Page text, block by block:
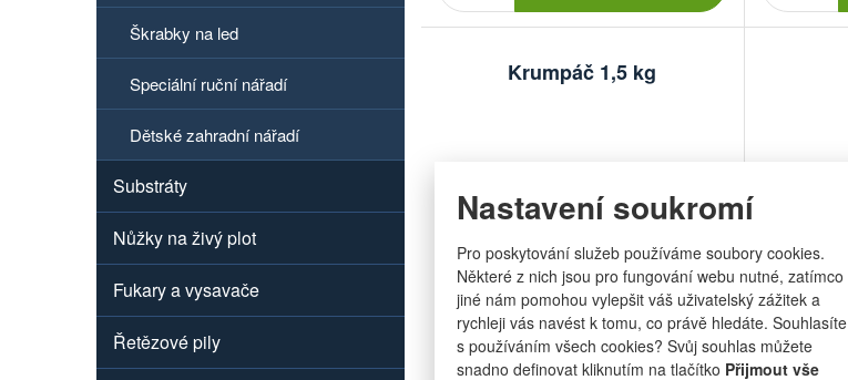
Nastavení soukromí
Pro poskytování služeb používáme soubory cookies.
Některé z nich jsou pro fungování webu nutné, zatímco
jiné nám pomohou vylepšit váš uživatelský zážitek a
rychleji vás navést k tomu, co právě hledáte. Souhlasíte
s používáním všech cookies? Svůj souhlas můžete
snadno definovat kliknutím na tlačítko Přijmout vše
Krumpáč 1,5 kg
Značka:
Unbranded
Obchodní číslo:
550516230000
Škrabky na led
Speciální ruční nářadí
Dětské zahradní nářadí
Substráty
Nůžky na živý plot
Fukary a vysavače
Řetězové pily